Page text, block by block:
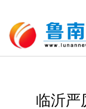
临沂严